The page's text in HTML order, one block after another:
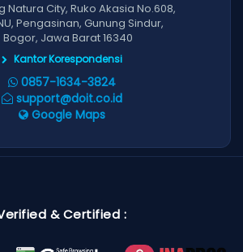
Natura City, Ruko Akasia No.608,
Pengasinan, Gunung Sindur,
Bogor, Jawa Barat 16340
Kantor Korespondensi
0857-1634-3824
support@doit.co.id
Google Maps
& Certified :